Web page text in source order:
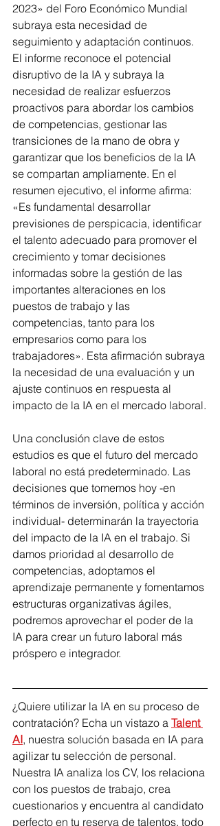
2023» del Foro Económico Mundial
subraya esta necesidad de
seguimiento y adaptación continuos.
El informe reconoce el potencial
disruptivo de la IA y subraya la
necesidad de realizar esfuerzos
proactivos para abordar los cambios
de competencias, gestionar las
transiciones de la mano de obra y
garantizar que los beneficios de la IA
se compartan ampliamente. En el
resumen ejecutivo, el informe afirma:
«Es fundamental desarrollar
previsiones de perspicacia, identificar
el talento adecuado para promover el
crecimiento y tomar decisiones
informadas sobre la gestión de las
importantes alteraciones en los
puestos de trabajo y las
competencias, tanto para los
empresarios como para los
trabajadores». Esta afirmación subraya
la necesidad de una evaluación y un
ajuste continuos en respuesta al
impacto de la IA en el mercado laboral.
Una conclusión clave de estos
estudios es que el futuro del mercado
laboral no está predeterminado. Las
decisiones que tomemos hoy -en
términos de inversión, política y acción
individual- determinarán la trayectoria
del impacto de la IA en el trabajo. Si
damos prioridad al desarrollo de
competencias, adoptamos el
aprendizaje permanente y fomentamos
estructuras organizativas ágiles,
podremos aprovechar el poder de la
IA para crear un futuro laboral más
próspero e integrador.
¿Quiere utilizar la IA en su proceso de
contratación? Echa un vistazo a Talent
AI, nuestra solución basada en IA para
agilizar tu selección de personal.
Nuestra IA analiza los CV, los relaciona
con los puestos de trabajo, crea
cuestionarios y encuentra al candidato
perfecto en tu reserva de talentos, todo